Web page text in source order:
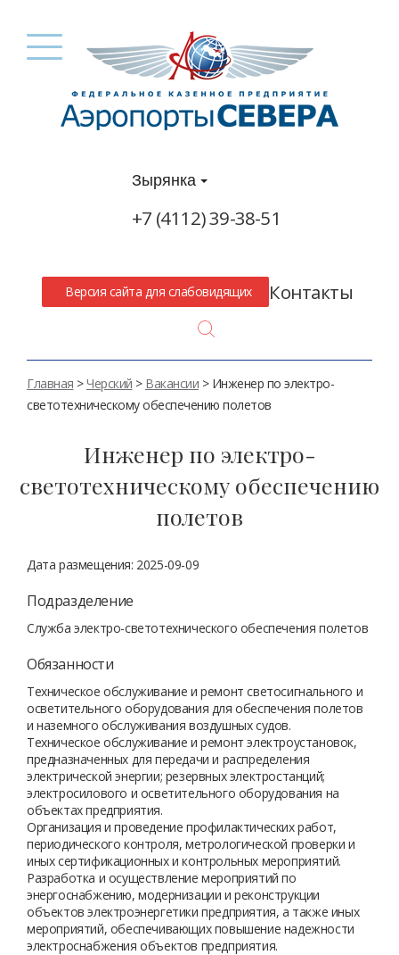
Зырянка
+7 (4112) 39-38-51
Версия сайта для слабовидящих Контакты
Главная >Черский > Вакансии > Инженер по электро-
светотехническому обеспечению полетов
Инженер по электро-
светотехническому обеспечению
полетов
Дата размещения: 2025-09-09
Подразделение
Служба электро-светотехнического обеспечения полетов
Обязанности
Техническое обслуживание и ремонт светосигнального и
осветительного оборудования для обеспечения полетов
и наземного обслуживания воздушных судов.
Техническое обслуживание и ремонт электроустановок,
предназначенных для передачи и распределения
электрической энергии; резервных электростанций;
электросилового и осветительного оборудования на
объектах предприятия.
Организация и проведение профилактических работ,
периодического контроля, метрологической проверки и
иных сертификационных и контрольных мероприятий.
Разработка и осуществление мероприятий по
энергоснабжению, модернизации и реконструкции
объектов электроэнергетики предприятия, а также иных
мероприятий, обеспечивающих повышение надежности
электроснабжения объектов предприятия.